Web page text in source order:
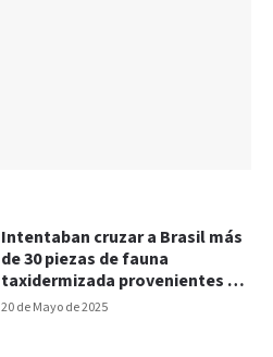
20 de Mayo de 2025
Intentaban cruzar a Brasil más
de 30 piezas de fauna
taxidermizada provenientes de
Concordia